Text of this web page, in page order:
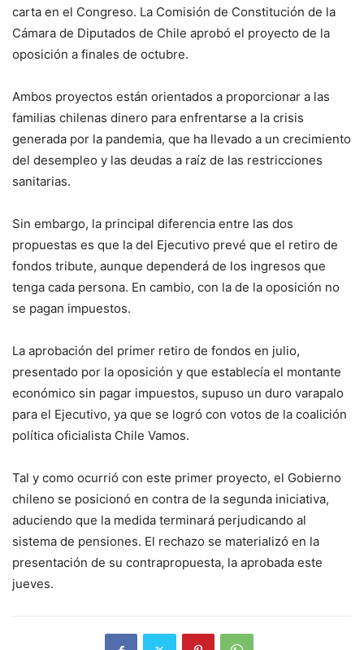
carta en el Congreso. La Comisión de Constitución de la
Cámara de Diputados de Chile aprobó el proyecto de la
oposición a finales de octubre.
Ambos proyectos están orientados a proporcionar a las
familias chilenas dinero para enfrentarse a la crisis
generada por la pandemia, que ha llevado a un crecimiento
del desempleo y las deudas a raíz de las restricciones
sanitarias.
Sin embargo, la principal diferencia entre las dos
propuestas es que la del Ejecutivo prevé que el retiro de
fondos tribute, aunque dependerá de los ingresos que
tenga cada persona. En cambio, con la de la oposición no
se pagan impuestos.
La aprobación del primer retiro de fondos en julio,
presentado por la oposición y que establecía el montante
económico sin pagar impuestos, supuso un duro varapalo
para el Ejecutivo, ya que se logró con votos de la coalición
política oficialista Chile Vamos.
Tal y como ocurrió con este primer proyecto, el Gobierno
chileno se posicionó en contra de la segunda iniciativa,
aduciendo que la medida terminará perjudicando al
sistema de pensiones. El rechazo se materializó en la
presentación de su contrapropuesta, la aprobada este
jueves.